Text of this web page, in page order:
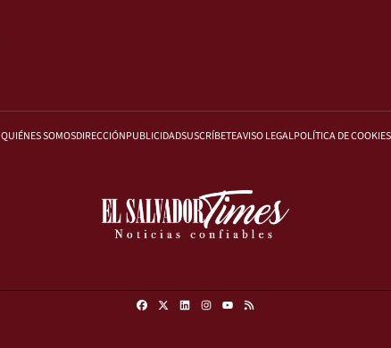
QUIÉNES SOMOSDIRECCIÓNPUBLICIDADSUSCRÍBETEAVISO LEGALPOLÍTICA DE COOKIES
FacebookLinkedinInstagram